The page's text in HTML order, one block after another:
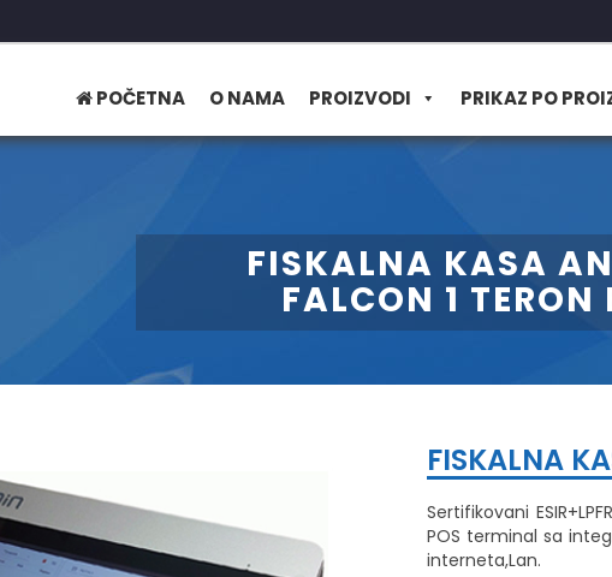
POČETNA O NAMA PROIZVODI PRIKAZ PO
FISKALNA KASA
FALCON 1 TERON
FISKALNA
Sertifikovani
POS terminal sa
interneta,Lan.